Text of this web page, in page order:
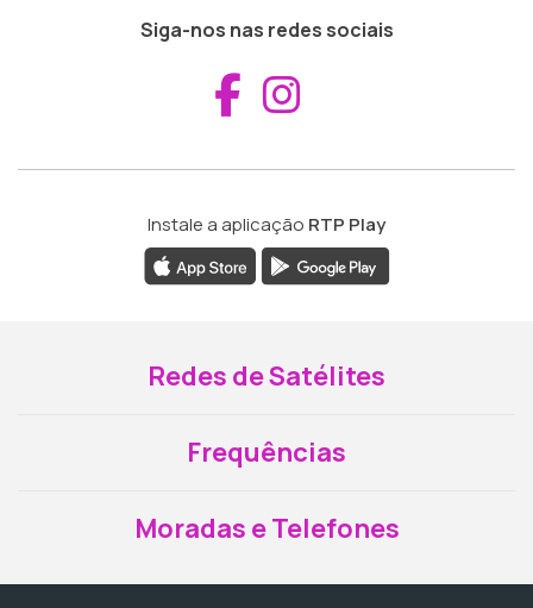
Siga-nos nas redes sociais
Aceder ao
Instale a aplicação RTP Play
Redes de Satélites
Frequências
Moradas e Telefones